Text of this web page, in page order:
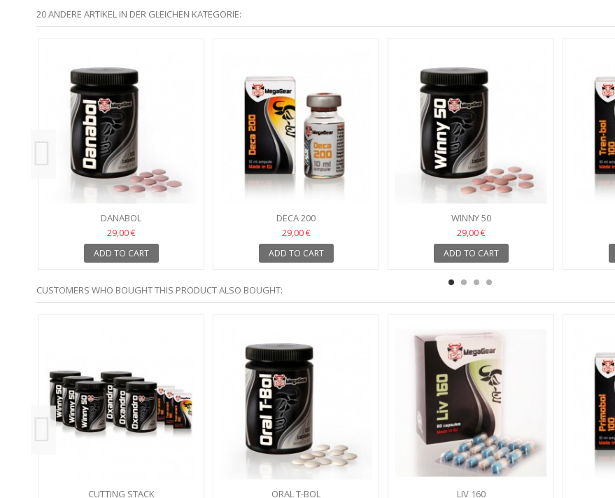
20 ANDERE ARTIKEL IN DER GLEICHEN KATEGORIE:
DANABOL
29,00 €
ADD TO CART
DECA 200
29,00 €
ADD TO CART
WINNY 50
29,00 €
ADD TO CART
CUSTOMERS WHO BOUGHT THIS PRODUCT ALSO BOUGHT:
CUTTING STACK ORAL T-BOL LIV 160